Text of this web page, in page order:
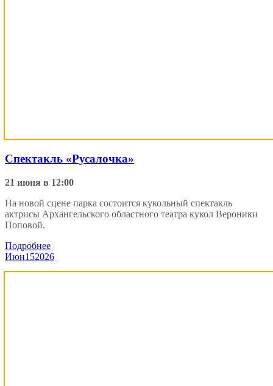
Спектакль «Русалочка»
21 июня в 12:00
На новой сцене парка состоится кукольный спектакль
актрисы Архангельского областного театра кукол Вероники
Поповой.
Подробнее
Июн152026